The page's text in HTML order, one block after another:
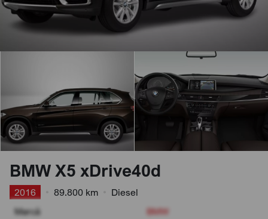
BMW X5 xDrive40d
2016 89.800 km
Diesel
Marcă
BMW